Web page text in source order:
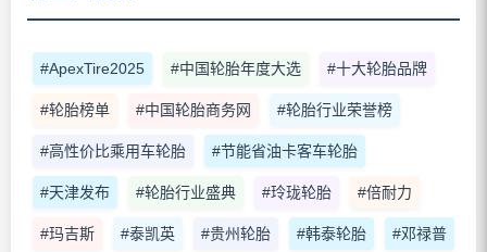
#ApexTire2025 #中国轮胎年度大选 #十大轮胎品牌
#轮胎榜单 #中国轮胎商务网 #轮胎行业荣誉榜
#高性价比乘用车轮胎 #节能省油卡客车轮胎
#天津发布 #轮胎行业盛典 #玲珑轮胎 #倍耐力
#玛吉斯 #泰凯英 #贵州轮胎 #韩泰轮胎 #邓禄普